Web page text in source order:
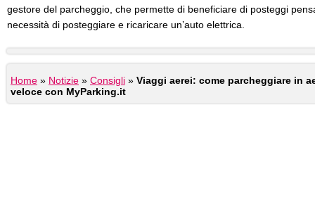
gestore del parcheggio, che permette di beneficiare di posteggi
necessità di posteggiare e ricaricare un’auto elettrica.
Home » Notizie » Consigli » Viaggi aerei: come parcheggiare in
veloce con MyParking.it